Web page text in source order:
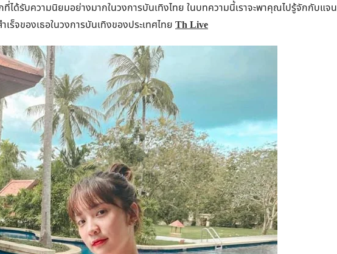
ด้รับความนิยมอย่างมากในวงการบันเทิงไทย ในบทความนี้เราจะพาคุณไปรู้จักกับแจน
จของเธอในวงการบันเทิงของประเทศไทย Th Live